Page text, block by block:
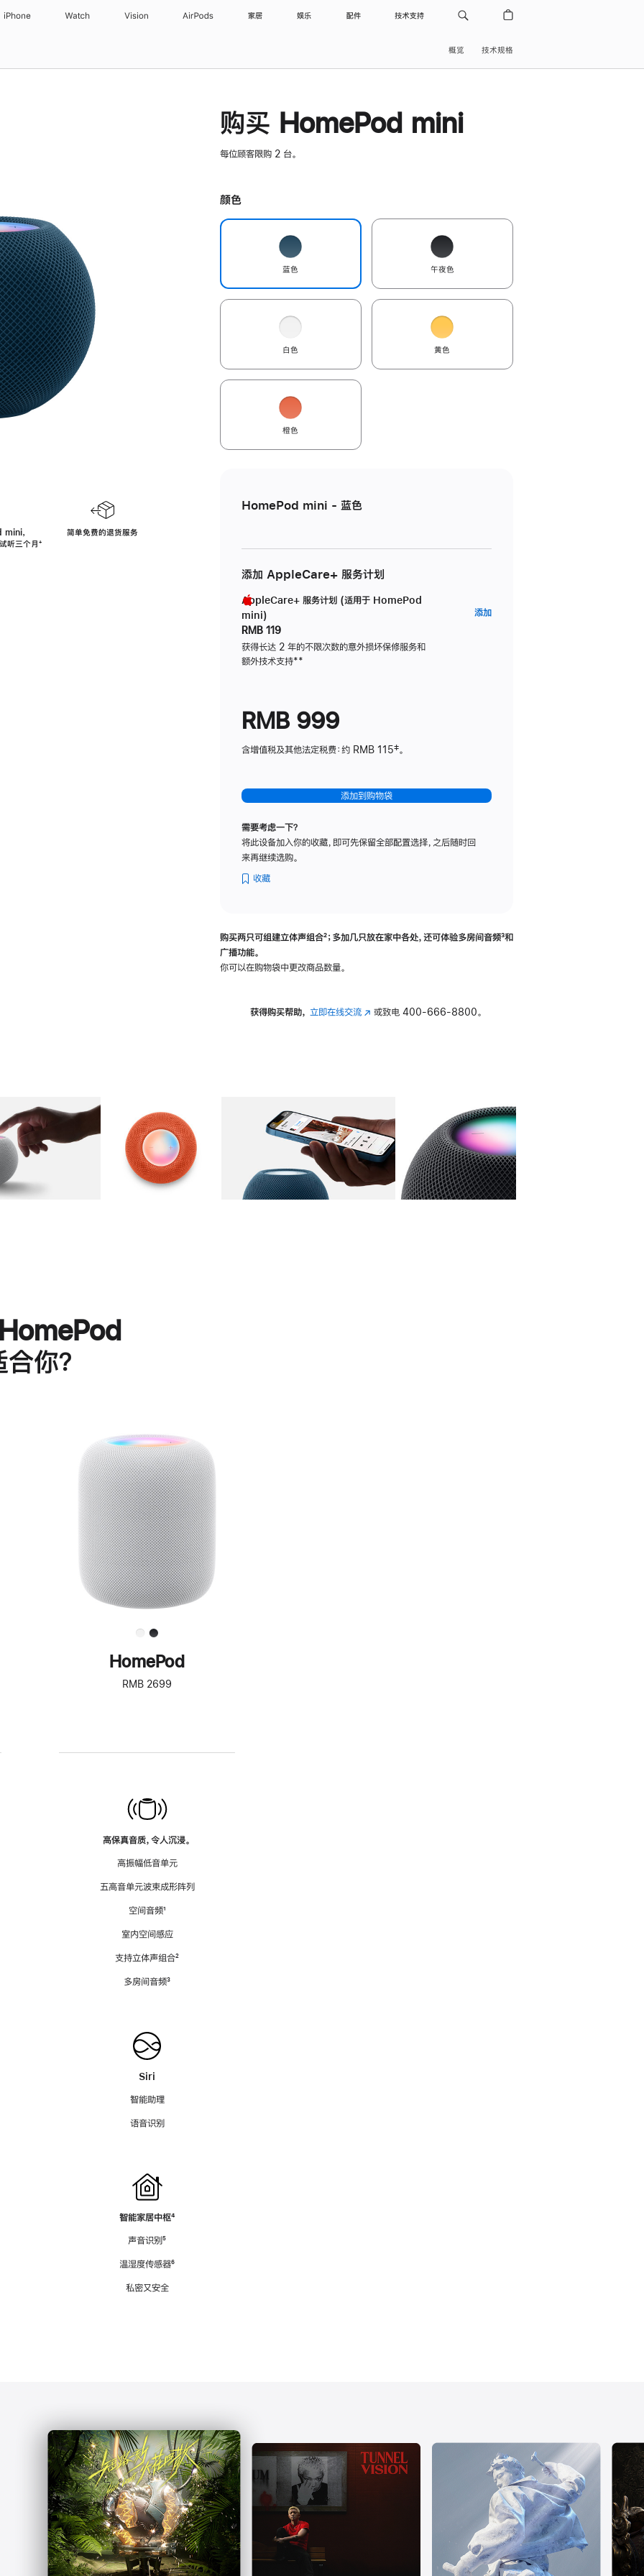
iPhone Watch Vision AirPods 家居 娱乐 配件 技术支持
概览 技术规格
，
听三个月脚
⁺
简单免费的退货服务
购买 HomePod mini
每位顾客限购 2 台。
颜色
蓝色 午夜色
白色 黄色
橙色
HomePod mini - 蓝色
添加 AppleCare+ 服务计划
AppleCare+ 服务计划 (适用于 HomePod
mini)
RMB 119
获得长达 2 年的不限次数的意外损坏保修服务和
额外技术支持脚
**
添加AppleCare+
RMB 999
含增值税及其他法定税费：约 RMB 115‡。
添加到购物袋
需要考虑一下？
将此设备加入你的收藏，即可先保留全部配置选择，之后随时回
来再继续选购。
收藏
购买两只可组建立体声组合脚
²；多加几只放在家中各处，还可体验多‍房‍间音频脚
³和
广播功能。
你可以在购物袋中更改商品数量。
获得购买帮助， 立即在线交流(在 或致电 400-666-8800。
图库 图像 图库 图像 图库 图像 4 图库 图像 5
你？
进
一
步
了
解
HomePod<
HomePod
RMB 2699
高保真音质，令人沉浸。
高振幅低音单元
五高音单元波束成形阵列
空间音频脚
¹
室内空间感应
支持立体声组合脚
²
多房间音频脚
³
Siri
智能助理
语音识别
智能家居中枢脚
⁴
声音识别脚
⁵
温湿度传感器脚
⁶
私密又安全